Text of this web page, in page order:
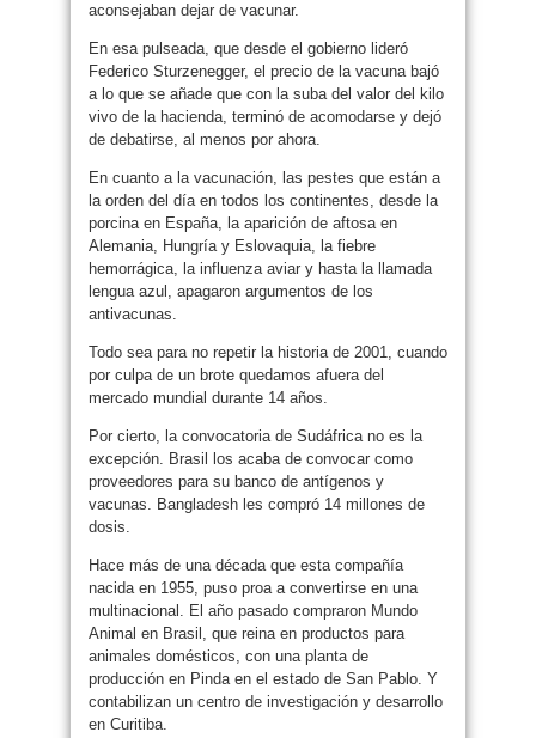
aconsejaban dejar de vacunar.
En esa pulseada, que desde el gobierno lideró
Federico Sturzenegger, el precio de la vacuna bajó
a lo que se añade que con la suba del valor del kilo
vivo de la hacienda, terminó de acomodarse y dejó
de debatirse, al menos por ahora.
En cuanto a la vacunación, las pestes que están a
la orden del día en todos los continentes, desde la
porcina en España, la aparición de aftosa en
Alemania, Hungría y Eslovaquia, la fiebre
hemorrágica, la influenza aviar y hasta la llamada
lengua azul, apagaron argumentos de los
antivacunas.
Todo sea para no repetir la historia de 2001, cuando
por culpa de un brote quedamos afuera del
mercado mundial durante 14 años.
Por cierto, la convocatoria de Sudáfrica no es la
excepción. Brasil los acaba de convocar como
proveedores para su banco de antígenos y
vacunas. Bangladesh les compró 14 millones de
dosis.
Hace más de una década que esta compañía
nacida en 1955, puso proa a convertirse en una
multinacional. El año pasado compraron Mundo
Animal en Brasil, que reina en productos para
animales domésticos, con una planta de
producción en Pinda en el estado de San Pablo. Y
contabilizan un centro de investigación y desarrollo
en Curitiba.